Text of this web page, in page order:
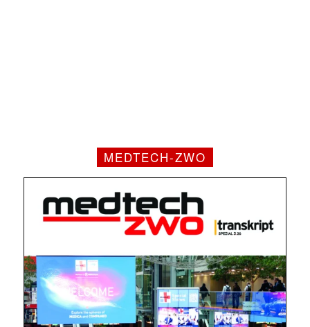
MEDTECH-ZWO